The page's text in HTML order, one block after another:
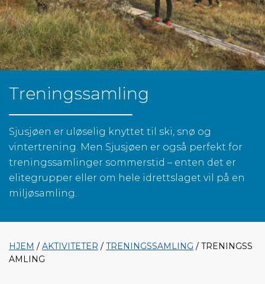
Treningssamling
Sjusjøen er uløselig knyttet til ski, snø og
vintertrening. Men Sjusjøen er også perfekt for
treningssamlinger sommerstid – enten det er
elitegrupper eller om hele idrettslaget vil på en
miljøsamling.
HJEM / AKTIVITETER / TRENINGSSAMLING / TRENINGSS
AMLING